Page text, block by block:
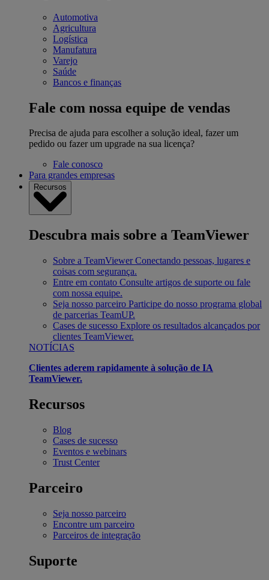
Automotiva
Agricultura
Logística
Manufatura
Varejo
Saúde
Bancos e finanças
Fale com nossa equipe de vendas
Precisa de ajuda para escolher a solução ideal, fazer um
pedido ou fazer um upgrade na sua licença?
Fale conosco
Para grandes empresas
Recursos
Descubra mais sobre a TeamViewer
Sobre a TeamViewer Conectando pessoas, lugares e
coisas com segurança.
Entre em contato Consulte artigos de suporte ou fale
com nossa equipe.
Seja nosso parceiro Participe do nosso programa global
de parcerias TeamUP.
Cases de sucesso Explore os resultados alcançados por
clientes TeamViewer.
NOTÍCIAS
Clientes aderem rapidamente à solução de IA
TeamViewer.
Recursos
Blog
Cases de sucesso
Eventos e webinars
Trust Center
Parceiro
Seja nosso parceiro
Encontre um parceiro
Parceiros de integração
Suporte